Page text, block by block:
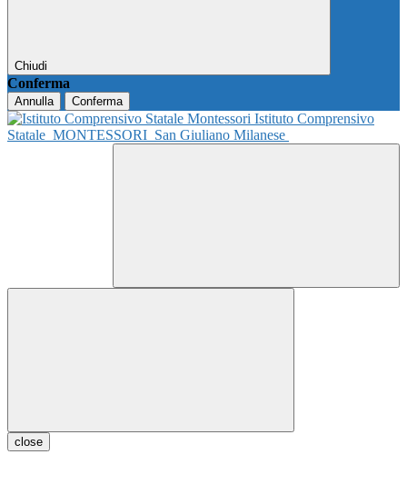
Chiudi
Conferma
Annulla Conferma
Istituto Comprensivo
Statale MONTESSORI San Giuliano Milanese
close